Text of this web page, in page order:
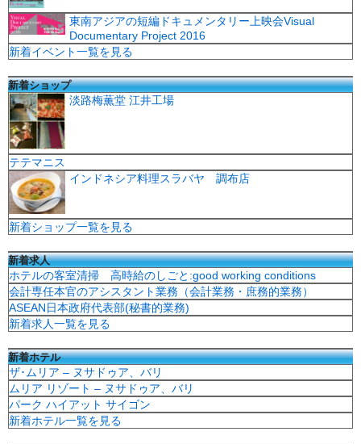
東南アジアの短編ドキュメンタリー上映会Visual
Documentary Project 2016
新着イベント一覧を見る
新着ショップ
淡路梅薫堂 江井工場
テテマニス
インドネシア料理スラバヤ 調布店
新着ショップ一覧を見る
新着求人
ホテルの客室清掃 高時給のしごと:good working conditions
会計専任本官のアシスタント業務（会計業務・庶務的業務）
ASEAN日本政府代表部(秘書的業務)
新着求人一覧を見る
新着ホテル
ザ･ムリア – ヌサドゥア、バリ
ムリア リゾート – ヌサドゥア、バリ
パーク ハイアット サイゴン
新着ホテル一覧を見る